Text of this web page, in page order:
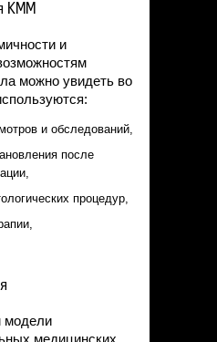
КММ
и
можно увидеть во
и обследований,
после
процедур,
модели
медицинских